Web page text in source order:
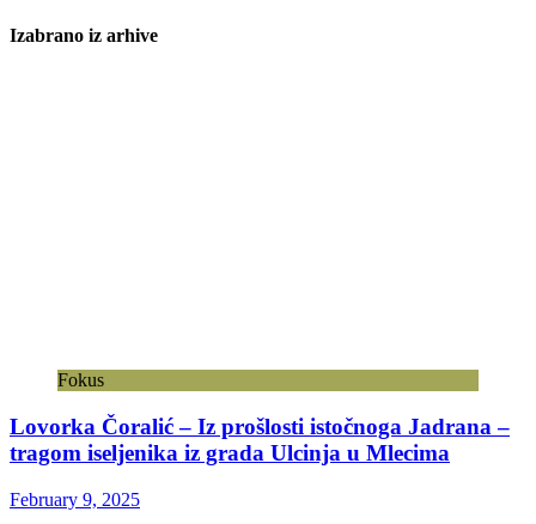
Izabrano iz arhive
Fokus
Lovorka Čoralić – Iz prošlosti istočnoga Jadrana –
tragom iseljenika iz grada Ulcinja u Mlecima
February 9, 2025